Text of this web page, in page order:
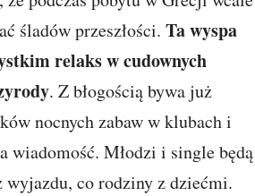
śladów przeszłości. Ta wyspa
relaks w cudownych
. Z błogością bywa już
nocnych zabaw w klubach i
wiadomość. Młodzi i single będą
wyjazdu, co rodziny z dziećmi.